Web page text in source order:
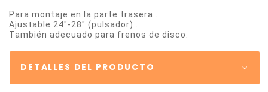
Para montaje en la parte trasera .
Ajustable 24"-28" (pulsador) .
También adecuado para frenos de disco.
DETALLES DEL PRODUCTO